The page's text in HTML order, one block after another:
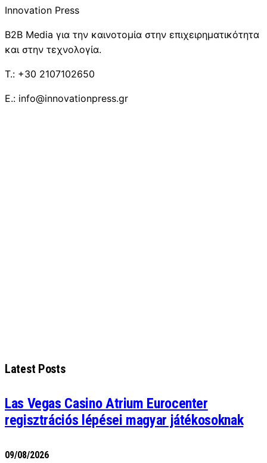
Innovation Press
B2B Media για την καινοτομία στην επιχειρηματικότητα
και στην τεχνολογία.
T.: +30 2107102650
E.: info@innovationpress.gr
Latest Posts
Las Vegas Casino Atrium Eurocenter
regisztrációs lépései magyar játékosoknak
09/08/2026